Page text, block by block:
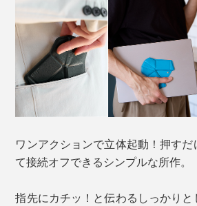
ワンアクションで立体起動！押す
て接続オフできるシンプルな所作。
指先にカチッ！と伝わるしっかりと